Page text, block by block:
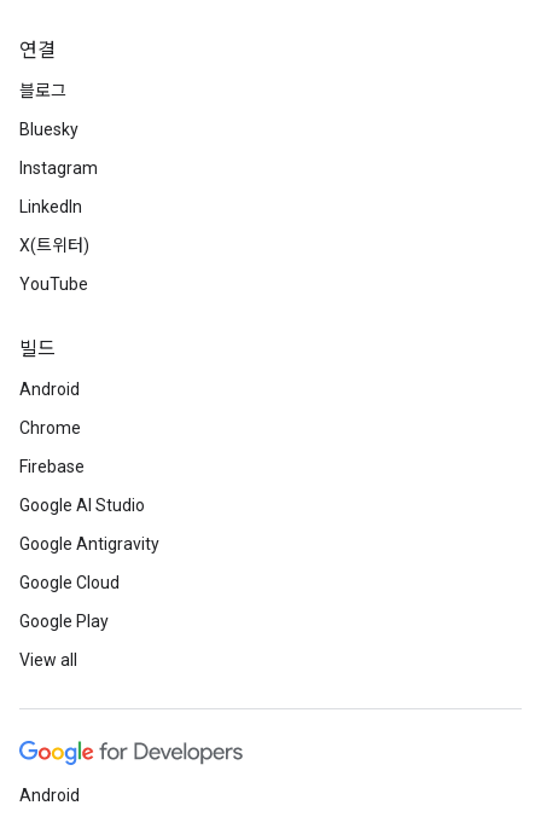
연결
블로그
Bluesky
Instagram
LinkedIn
X(트위터)
YouTube
빌드
Android
Chrome
Firebase
Google AI Studio
Google Antigravity
Google Cloud
Google Play
View all
Android